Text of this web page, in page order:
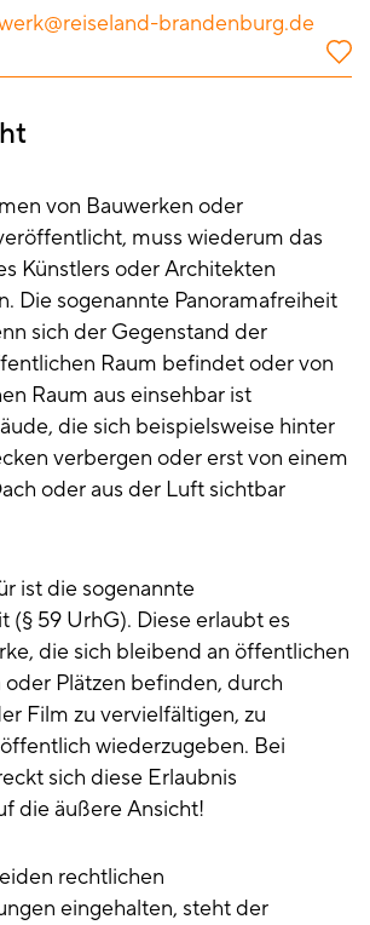
brandenburg.de
von Bauwerken oder
muss wiederum das
Künstlers oder Architekten
Die sogenannte Panoramafreiheit
sich der Gegenstand der
Raum befindet oder von
Raum aus einsehbar ist
die sich beispielsweise hinter
verbergen oder erst von einem
oder aus der Luft sichtbar
ist die sogenannte
(§ 59 UrhG). Diese erlaubt es
die sich bleibend an öffentlichen
Plätzen befinden, durch
Film zu vervielfältigen, zu
wiederzugeben. Bei
sich diese Erlaubnis
die äußere Ansicht!
rechtlichen
eingehalten, steht der